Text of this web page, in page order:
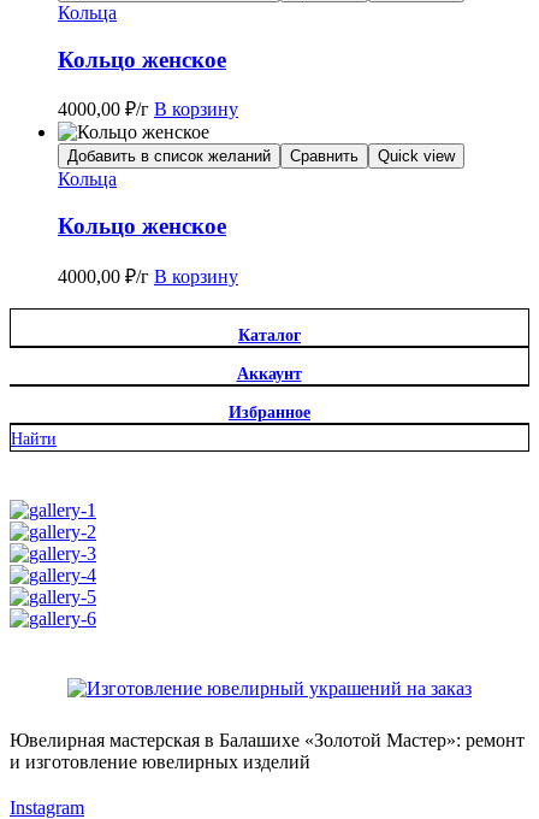
Кольца
Кольцо женское
4000,00 ₽/г В корзину
Добавить в список желаний Сравнить Quick view
Кольца
Кольцо женское
4000,00 ₽/г В корзину
Каталог
Аккаунт
Избранное
Найти
Ювелирная мастерская в Балашихе «Золотой Мастер»: ремонт
и изготовление ювелирных изделий
Instagram